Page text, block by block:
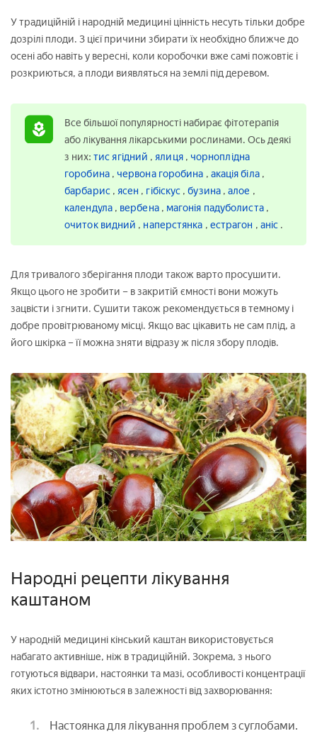
У традиційній і народній медицині цінність несуть тільки добре
дозрілі плоди. З цієї причини збирати їх необхідно ближче до
осені або навіть у вересні, коли коробочки вже самі пожовтіє і
розкриються, а плоди виявляться на землі під деревом.
Все більшої популярності набирає фітотерапія
або лікування лікарськими рослинами. Ось деякі
з них: тис ягідний ,ялиця , чорноплідна
горобина , червона горобина , акація біла ,
барбарис , ясен , гібіскус ,бузина ,алое ,
календула , вербена , магонія падуболиста ,
очиток видний , наперстянка , естрагон , аніс .
Для тривалого зберігання плоди також варто просушити.
Якщо цього не зробити – в закритій ємності вони можуть
зацвісти і згнити. Сушити також рекомендується в темному і
добре провітрюваному місці. Якщо вас цікавить не сам плід, а
його шкірка – її можна зняти відразу ж після збору плодів.
Народні рецепти лікування
каштаном
У народній медицині кінський каштан використовується
набагато активніше, ніж в традиційній. Зокрема, з нього
готуються відвари, настоянки та мазі, особливості концентрації
яких істотно змінюються в залежності від захворювання:
Настоянка для лікування проблем з суглобами.